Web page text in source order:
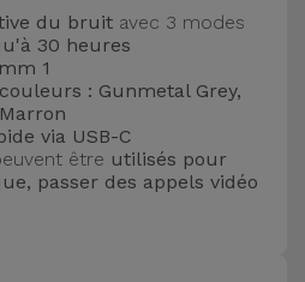
du bruit avec 3 modes
30 heures
1
: Gunmetal Grey,
via USB-C
être utilisés pour
passer des appels vidéo